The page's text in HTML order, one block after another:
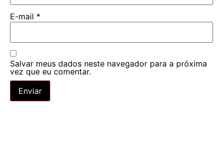
E-mail *
Salvar meus dados neste navegador para a próxima
vez que eu comentar.